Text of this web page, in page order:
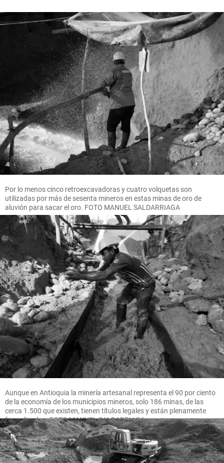
Por lo menos cinco retroexcavadoras y cuatro volquetas son
utilizadas por más de sesenta mineros en estas minas de oro de
aluvión para sacar el oro. FOTO MANUEL SALDARRIAGA
Aunque en Antioquia la minería artesanal representa el 90 por ciento
de la economía de los municipios mineros, solo 186 minas, de las
cerca 1.500 que existen, tienen títulos legales y están plenamente
formalizadas. FOTO MANUEL SALDARRIAGA